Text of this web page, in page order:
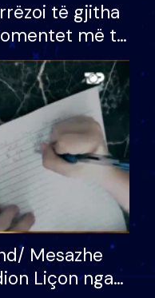
të gjitha
më të
VIP: Do më
kur…
Mesazhe
Liçon nga